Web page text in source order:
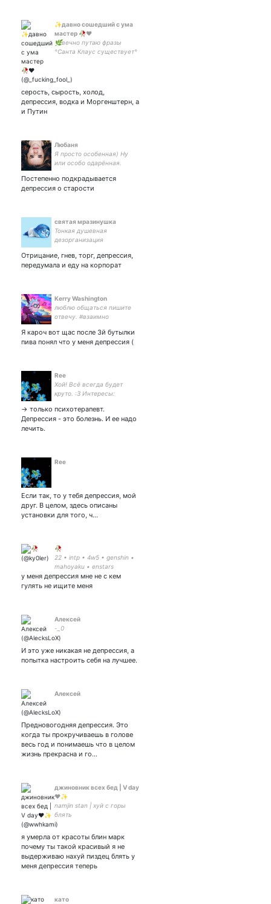
✨давно сошедший с ума
мастер 🥀♥️
🌿вечно путаю фразы
°Санта Клаус существует°
интересными)
серость, сырость, холод,
депрессия, водка и Моргенштерн, а
и Путин
Любаня
Я просто особенная) Ну
или особо одарённая.
Постепенно подкрадывается
депрессия о старости
святая мразинушка
Тонкая душевная
дезорганизация
Отрицание, гнев, торг, депрессия,
передумала и еду на корпорат
Kerry Washington
люблю общаться пишите
отвечу. #взаимно
Я кароч вот щас после 3й бутылки
пива понял что у меня депрессия (
Ree
Хой! Всё всегда будет
круто. :3 Интересы:
music, ukulele, guitar, photo,
games, the elder scrolls,
-> только психотерапевт.
Депрессия - это болезнь. И ее надо
лечить.
Ree
Если так, то у тебя депрессия, мой
друг. В целом, здесь описаны
установки для того, ч…
🥀
22 • intp • 4w5 • genshin •
mahoyaku • enstars
у меня депрессия мне не с кем
гулять не ищите меня
Алексей
-_0
И это уже никакая не депрессия, а
попытка настроить себя на лучшее.
Алексей
Предновогодняя депрессия. Это
когда ты прокручиваешь в голове
весь год и понимаешь что в целом
жизнь прекрасна и го…
джиновник всех бед | V day
❤️✨
namjin stan | хуй с горы
блять
я умерла от красоты блин марк
почему ты такой красивый я не
выдерживаю нахуй пиздец блять у
меня депрессия теперь
като